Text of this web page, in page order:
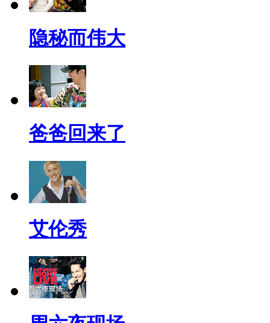
隐秘而伟大
爸爸回来了
艾伦秀